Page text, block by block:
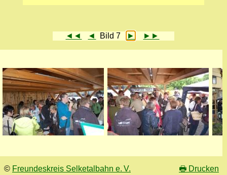
◄◄ ◄ Bild 7 ► ►►
© Freundeskreis Selketalbahn e. V. 🖶 Drucken